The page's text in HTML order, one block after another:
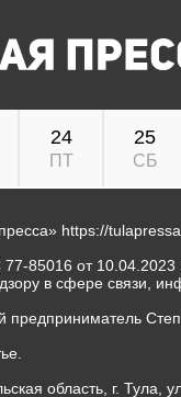
24
ПТ
25
СБ
https://
85016 от 10.04.2023
в сфере связи,
предприниматель
область, г. Тула,